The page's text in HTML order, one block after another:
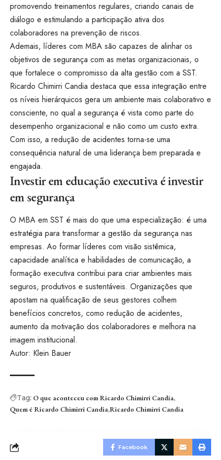
promovendo treinamentos regulares, criando canais de
diálogo e estimulando a participação ativa dos
colaboradores na prevenção de riscos.
Ademais, líderes com MBA são capazes de alinhar os
objetivos de segurança com as metas organizacionais, o
que fortalece o compromisso da alta gestão com a SST.
Ricardo Chimirri Candia destaca que essa integração entre
os níveis hierárquicos gera um ambiente mais colaborativo e
consciente, no qual a segurança é vista como parte do
desempenho organizacional e não como um custo extra.
Com isso, a redução de acidentes torna-se uma
consequência natural de uma liderança bem preparada e
engajada.
Investir em educação executiva é investir
em segurança
O MBA em SST é mais do que uma especialização: é uma
estratégia para transformar a gestão da segurança nas
empresas. Ao formar líderes com visão sistêmica,
capacidade analítica e habilidades de comunicação, a
formação executiva contribui para criar ambientes mais
seguros, produtivos e sustentáveis. Organizações que
apostam na qualificação de seus gestores colhem
benefícios concretos, como redução de acidentes,
aumento da motivação dos colaboradores e melhora na
imagem institucional.
Autor: Klein Bauer
Tag: O que aconteceu com Ricardo Chimirri Candia
Quem é Ricardo Chimirri Candia Ricardo Chimirri Candia
Facebook